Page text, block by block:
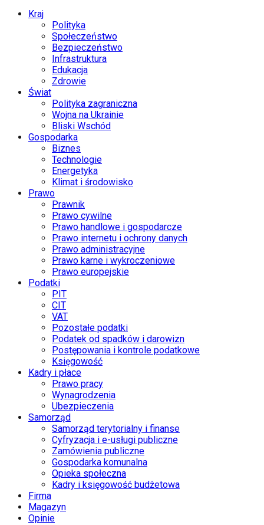
Kraj
Polityka
Społeczeństwo
Bezpieczeństwo
Infrastruktura
Edukacja
Zdrowie
Świat
Polityka zagraniczna
Wojna na Ukrainie
Bliski Wschód
Gospodarka
Biznes
Technologie
Energetyka
Klimat i środowisko
Prawo
Prawnik
Prawo cywilne
Prawo handlowe i gospodarcze
Prawo internetu i ochrony danych
Prawo administracyjne
Prawo karne i wykroczeniowe
Prawo europejskie
Podatki
PIT
CIT
VAT
Pozostałe podatki
Podatek od spadków i darowizn
Postępowania i kontrole podatkowe
Księgowość
Kadry i płace
Prawo pracy
Wynagrodzenia
Ubezpieczenia
Samorząd
Samorząd terytorialny i finanse
Cyfryzacja i e-usługi publiczne
Zamówienia publiczne
Gospodarka komunalna
Opieka społeczna
Kadry i księgowość budżetowa
Firma
Magazyn
Opinie